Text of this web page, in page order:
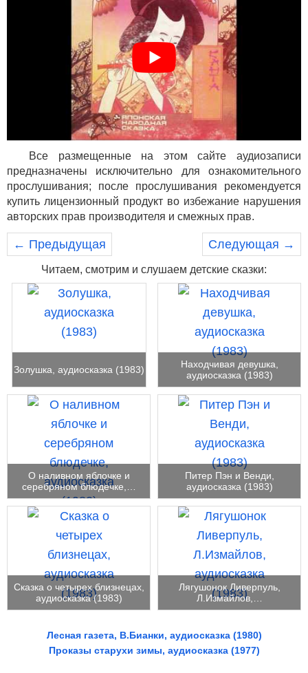
Все размещенные на этом сайте аудиозаписи
предназначены исключительно для ознакомительного
прослушивания; после прослушивания рекомендуется
купить лицензионный продукт во избежание нарушения
авторских прав производителя и смежных прав.
← Предыдущая Следующая →
Читаем, смотрим и слушаем детские сказки:
Золушка, аудиосказка (1983)
Находчивая девушка,
аудиосказка (1983)
О наливном яблочке и
серебряном блюдечке,…
Питер Пэн и Венди,
аудиосказка (1983)
Сказка о четырех близнецах,
аудиосказка (1983)
Лягушонок Ливерпуль,
Л.Измайлов,…
Лесная газета, В.Бианки, аудиосказка (1980)
Проказы старухи зимы, аудиосказка (1977)